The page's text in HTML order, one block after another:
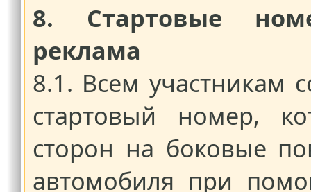
8. Стартовые
реклама
8.1. Всем участникам
стартовый номер,
сторон на боковые
автомобиля при